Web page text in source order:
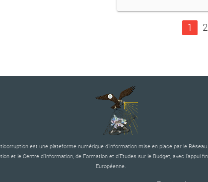
1 2
est une plateforme numérique d’information mise en place par le
et le Centre d’Information, de Formation et d’Etudes sur le Budget, avec l’appui
Européenne.